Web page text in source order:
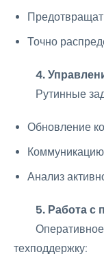
Точно
4.
Рутинные
Обновление
Анализ
5. Работа с
Оперативное
техподдержку: